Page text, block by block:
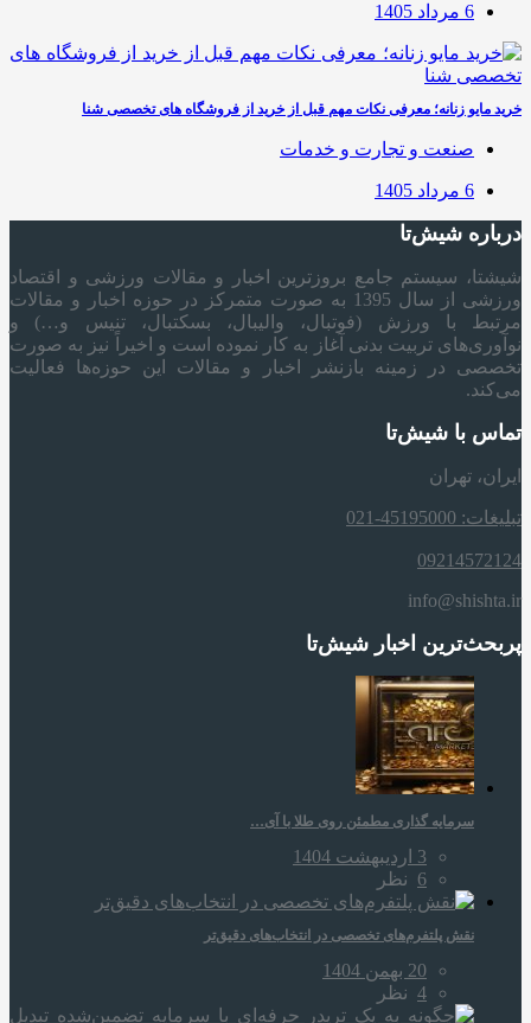
6 مرداد 1405
خرید مایو زنانه؛ معرفی نکات مهم قبل از خرید از فروشگاه های تخصصی شنا
صنعت و تجارت و خدمات
6 مرداد 1405
درباره شیش‌تا
شیشتا، سیستم جامع بروزترین اخبار و مقالات ورزشی و اقتصاد
ورزشی از سال 1395 به صورت متمرکز در حوزه اخبار و مقالات
مرتبط با ورزش (فوتبال، والیبال، بسکتبال، تنیس و…) و
نوآوری‌های تربیت بدنی آغاز به کار نموده است و اخیراً نیز به صورت
تخصصی در زمینه بازنشر اخبار و مقالات این حوزه‌ها فعالیت
می‌کند.
تماس با شیش‌تا
ایران، تهران
تبلیغات: 45195000-021
09214572124
info@shishta.ir
پربحث‌ترین اخبار شیش‌تا
سرمایه‌ گذاری مطمئن روی طلا با آی…
3 اردیبهشت 1404
6 نظر
نقش پلتفرم‌های تخصصی در انتخاب‌های دقیق‌تر
20 بهمن 1404
4 نظر